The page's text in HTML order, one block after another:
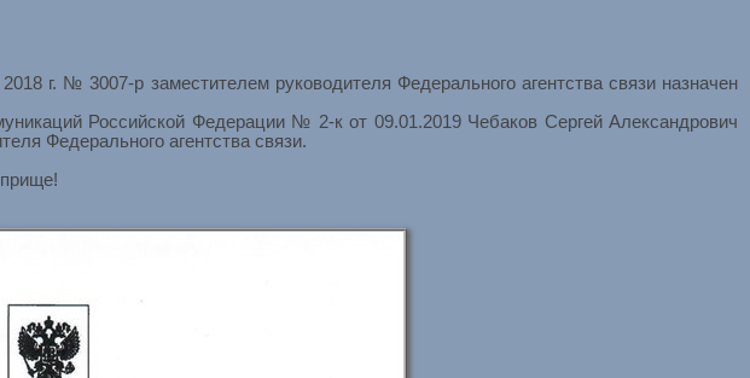
г. № 3007-р заместителем руководителя Федерального агентства связи назначен
Российской Федерации № 2-к от 09.01.2019 Чебаков Сергей Александрович
Федерального агентства связи.